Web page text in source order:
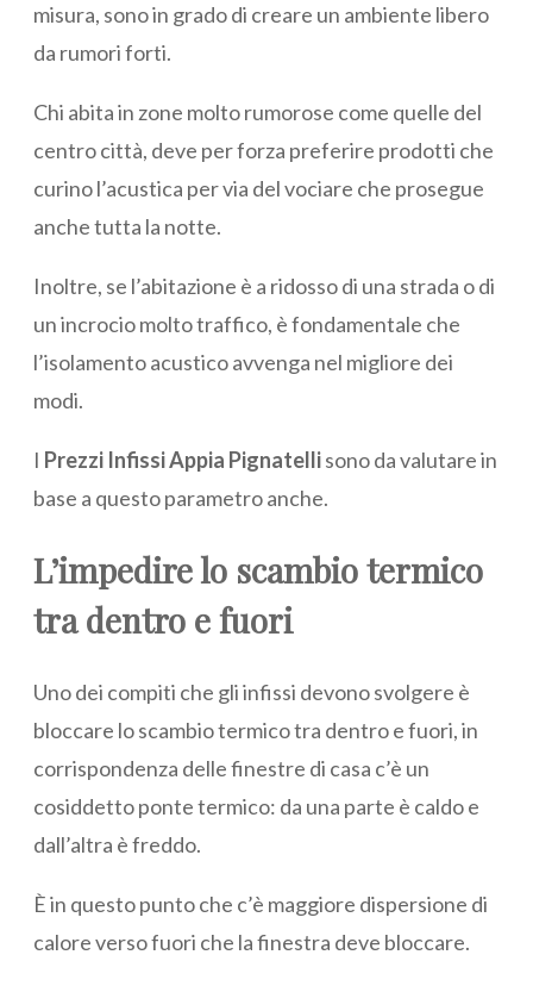
misura, sono in grado di creare un ambiente libero
da rumori forti.
Chi abita in zone molto rumorose come quelle del
centro città, deve per forza preferire prodotti che
curino l’acustica per via del vociare che prosegue
anche tutta la notte.
Inoltre, se l’abitazione è a ridosso di una strada o di
un incrocio molto traffico, è fondamentale che
l’isolamento acustico avvenga nel migliore dei
modi.
I Prezzi Infissi Appia Pignatellisono da valutare in
base a questo parametro anche.
L’impedire lo scambio termico
tra dentro e fuori
Uno dei compiti che gli infissi devono svolgere è
bloccare lo scambio termico tra dentro e fuori, in
corrispondenza delle finestre di casa c’è un
cosiddetto ponte termico: da una parte è caldo e
dall’altra è freddo.
È in questo punto che c’è maggiore dispersione di
calore verso fuori che la finestra deve bloccare.